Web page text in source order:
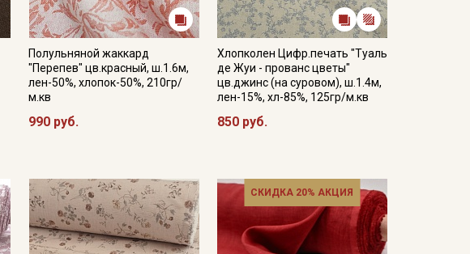
Полульняной жаккард
"Перепев" цв.красный, ш.1.6м,
лен-50%, хлопок-50%, 210гр/
м.кв
990 руб.
Хлопколен Цифр.печать "Туаль
де Жуи - прованс цветы"
цв.джинс (на суровом), ш.1.4м,
лен-15%, хл-85%, 125гр/м.кв
850 руб.
СКИДКА 20% АКЦИЯ